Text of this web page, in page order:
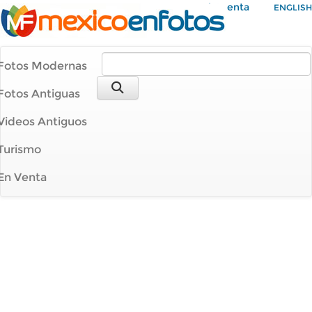
Mi Cuenta ENGLISH
Modernas
Antiguas
Antiguos
Venta